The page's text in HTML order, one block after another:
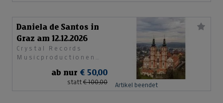
Daniela de Santos in
Graz am 12.12.2026
Crystal Records
Musicproductionen
ab nur € 50,00
statt € 100,00 Artikel beendet